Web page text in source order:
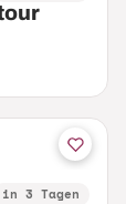
in 3 Tagen